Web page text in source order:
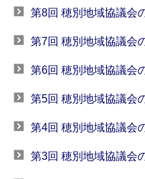
第8回 穂別地域協議会
第7回 穂別地域協議会
第6回 穂別地域協議会
第5回 穂別地域協議会
第4回 穂別地域協議会
第3回 穂別地域協議会